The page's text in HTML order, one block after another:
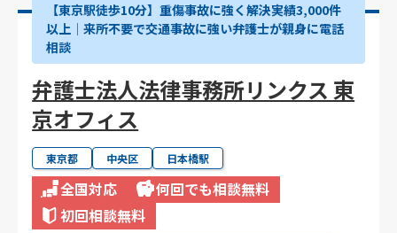
【東京駅徒歩10分】重傷事故に強く解決実績3,000件
以上│来所不要で交通事故に強い弁護士が親身に電話
相談
弁護士法人法律事務所リンクス 東
京オフィス
東京都 中央区 日本橋駅
全国対応
何回でも相談無料
初回相談無料